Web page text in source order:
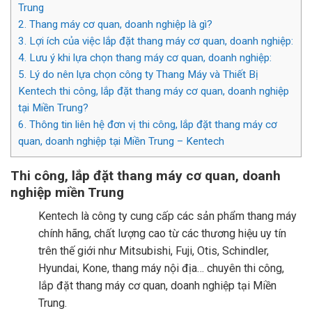
Trung
2. Thang máy cơ quan, doanh nghiệp là gì?
3. Lợi ích của việc lắp đặt thang máy cơ quan, doanh nghiệp:
4. Lưu ý khi lựa chọn thang máy cơ quan, doanh nghiệp:
5. Lý do nên lựa chọn công ty Thang Máy và Thiết Bị
Kentech thi công, lắp đặt thang máy cơ quan, doanh nghiệp
tại Miền Trung?
6. Thông tin liên hệ đơn vị thi công, lắp đặt thang máy cơ
quan, doanh nghiệp tại Miền Trung – Kentech
Thi công, lắp đặt thang máy cơ quan, doanh
nghiệp miền Trung
Kentech là công ty cung cấp các sản phẩm thang máy
chính hãng, chất lượng cao từ các thương hiệu uy tín
trên thế giới như Mitsubishi, Fuji, Otis, Schindler,
Hyundai, Kone, thang máy nội địa… chuyên thi công,
lắp đặt thang máy cơ quan, doanh nghiệp tại Miền
Trung.